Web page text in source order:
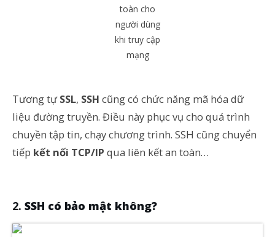
toàn cho
người dùng
khi truy cập
mạng
Tương tựSSL, SSH cũng có chức năng mã hóa dữ
liệu đường truyền. Điều này phục vụ cho quá trình
chuyền tập tin, chạy chương trình. SSH cũng chuyển
tiếp kết nối TCP/IP qua liên kết an toàn…
SSH có bảo mật không?